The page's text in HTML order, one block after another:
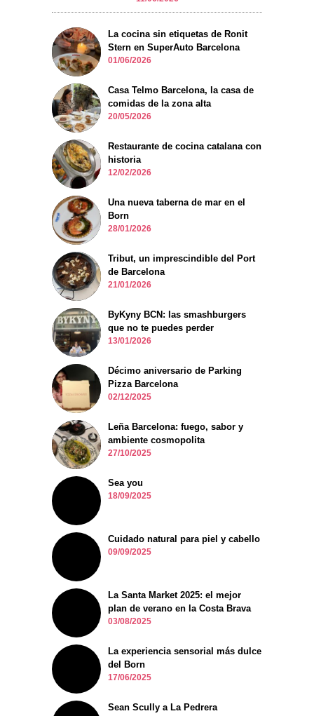
La cocina sin etiquetas de Ronit
Stern en SuperAuto Barcelona
01/06/2026
Casa Telmo Barcelona, la casa de
comidas de la zona alta
20/05/2026
Restaurante de cocina catalana con
historia
12/02/2026
Una nueva taberna de mar en el
Born
28/01/2026
Tribut, un imprescindible del Port
de Barcelona
21/01/2026
ByKyny BCN: las smashburgers
que no te puedes perder
13/01/2026
Décimo aniversario de Parking
Pizza Barcelona
02/12/2025
Leña Barcelona: fuego, sabor y
ambiente cosmopolita
27/10/2025
Sea you
18/09/2025
Cuidado natural para piel y cabello
09/09/2025
La Santa Market 2025: el mejor
plan de verano en la Costa Brava
03/08/2025
La experiencia sensorial más dulce
del Born
17/06/2025
Sean Scully a La Pedrera